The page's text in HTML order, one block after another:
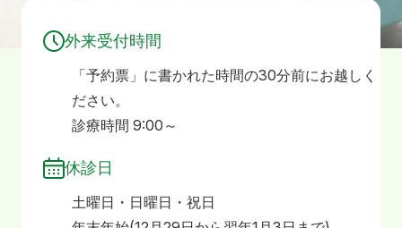
外来受付時間
「予約票」に書かれた時間の30分前にお越しく
ださい。
診療時間 9:00～
休診日
土曜日・日曜日・祝日